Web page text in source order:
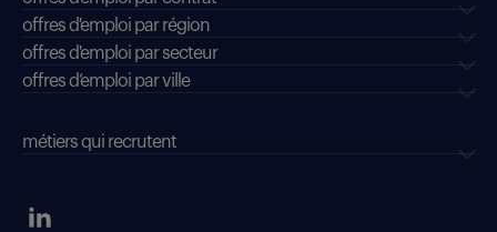
offres d'emploi par région
offres d'emploi par secteur
offres d’emploi par ville
métiers qui recrutent